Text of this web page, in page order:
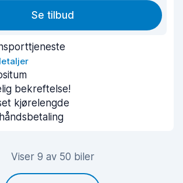
Se tilbud
bekreftelse!
kjørelengde
Viser 9 av 50 biler